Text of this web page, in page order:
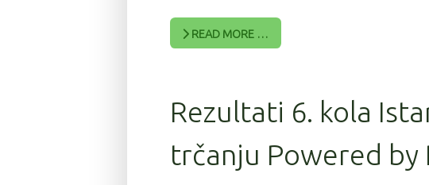
READ MORE …
Rezultati 6. kola
trčanju Powered by